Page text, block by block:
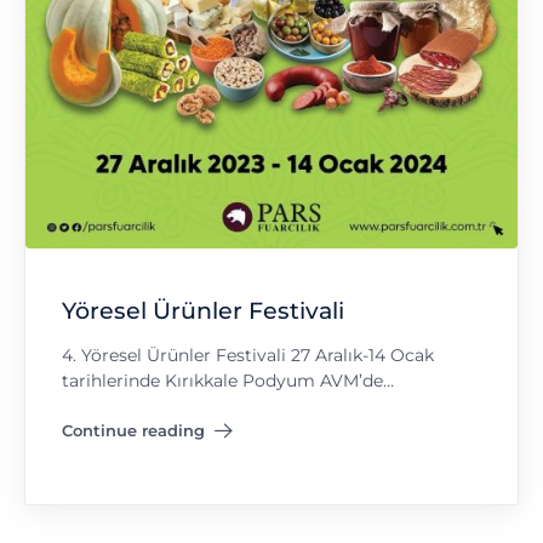
Yöresel Ürünler Festivali
4. Yöresel Ürünler Festivali 27 Aralık-14 Ocak
tarihlerinde Kırıkkale Podyum AVM’de…
Continue reading
"Yöresel Ürünler Festivali"